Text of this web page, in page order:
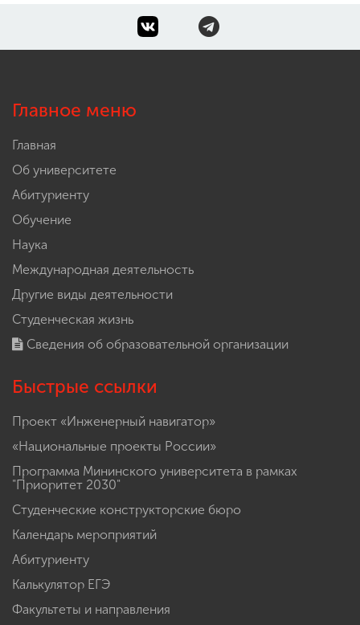
Главное меню
Главная
Об университете
Абитуриенту
Обучение
Наука
Международная деятельность
Другие виды деятельности
Студенческая жизнь
Сведения об образовательной организации
Быстрые ссылки
Проект «Инженерный навигатор»
«Национальные проекты России»
Программа Мининского университета в рамках
"Приоритет 2030"
Студенческие конструкторские бюро
Календарь мероприятий
Абитуриенту
Калькулятор ЕГЭ
Факультеты и направления